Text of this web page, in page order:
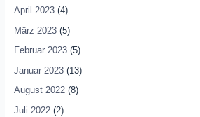
April 2023(4)
März 2023(5)
Februar 2023(5)
Januar 2023(13)
August 2022(8)
Juli 2022(2)